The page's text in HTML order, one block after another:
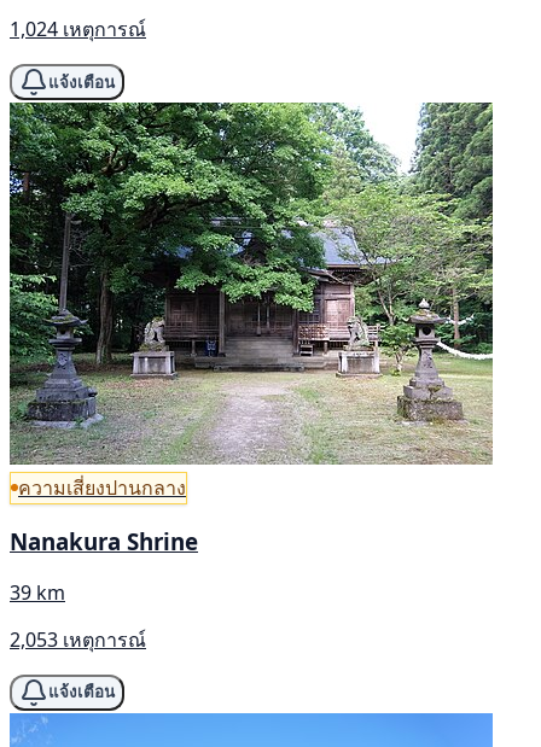
1,024 เหตุการณ์
แจ้งเตือน
ความเสี่ยงปานกลาง
Nanakura Shrine
39 km
2,053 เหตุการณ์
แจ้งเตือน